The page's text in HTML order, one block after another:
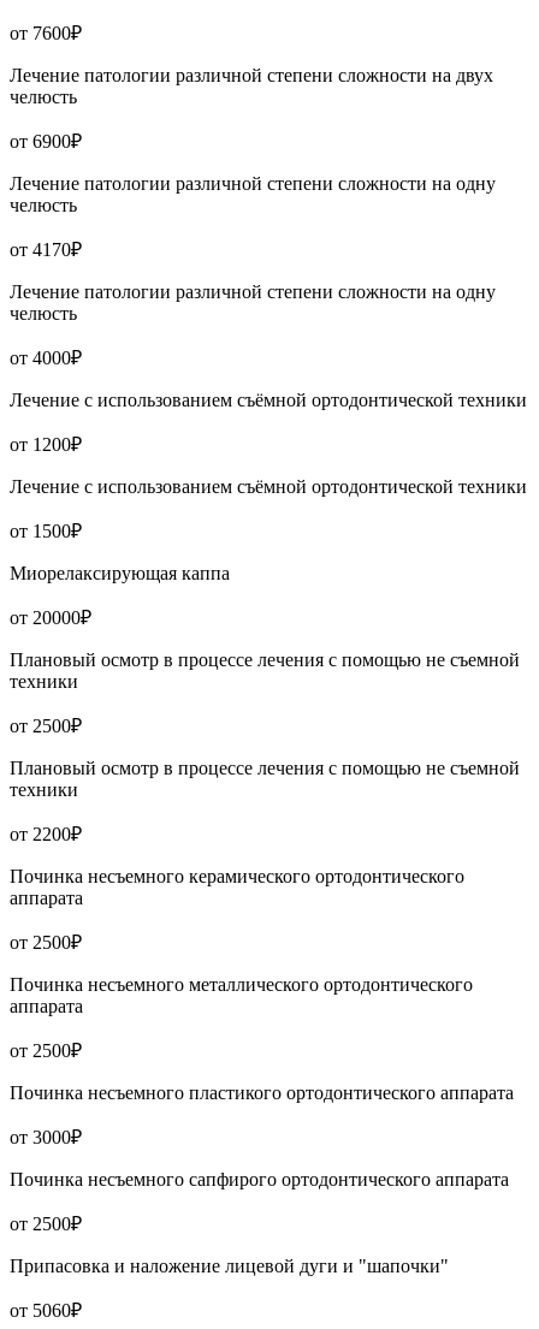
от 7600₽
Лечение патологии различной степени сложности на двух
челюсть
от 6900₽
Лечение патологии различной степени сложности на одну
челюсть
от 4170₽
Лечение патологии различной степени сложности на одну
челюсть
от 4000₽
Лечение с использованием съёмной ортодонтической техники
от 1200₽
Лечение с использованием съёмной ортодонтической техники
от 1500₽
Миорелаксирующая каппа
от 20000₽
Плановый осмотр в процессе лечения с помощью не съемной
техники
от 2500₽
Плановый осмотр в процессе лечения с помощью не съемной
техники
от 2200₽
Починка несъемного керамического ортодонтического
аппарата
от 2500₽
Починка несъемного металлического ортодонтического
аппарата
от 2500₽
Починка несъемного пластикого ортодонтического аппарата
от 3000₽
Починка несъемного сапфирого ортодонтического аппарата
от 2500₽
Припасовка и наложение лицевой дуги и "шапочки"
от 5060₽